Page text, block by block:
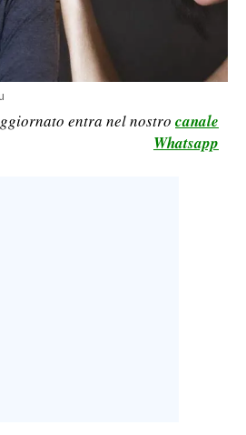
entra nel nostro canale
Whatsapp